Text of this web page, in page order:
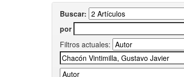
Buscar:
por
Filtros actuales: